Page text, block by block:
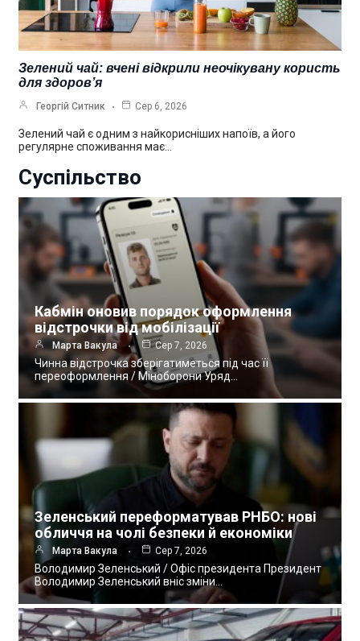
Зелений чай: вчені відкрили неочікувану користь
для здоров’я
Георгій Ситник Сер 6, 2026
Зелений чай є одним з найкорисніших напоїв, а його
регулярне споживання має…
Суспільство
Кабмін оновив порядок оформлення
відстрочки від мобілізації
Марта Вакула Сер 7, 2026
Чинна відстрочка зберігатиметься під час її
переоформлення / Міноборони Уряд…
Зеленський переформатував РНБО: нові
обличчя на чолі безпеки й економіки
Марта Вакула Сер 7, 2026
Володимир Зеленський / Офіс президента Президент
Володимир Зеленський вніс зміни…